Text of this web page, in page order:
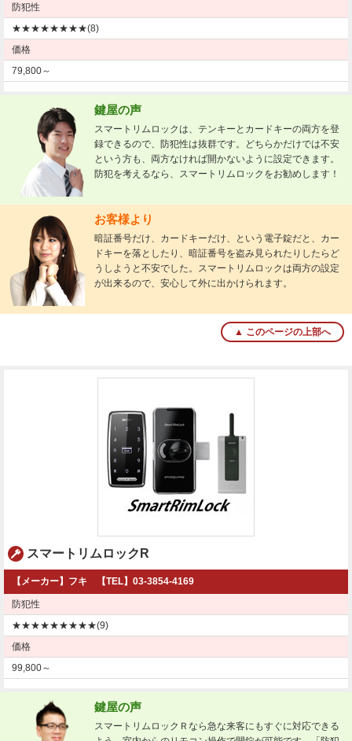
防犯性
★★★★★★★★(8)
価格
79,800～
鍵屋の声
スマートリムロックは、テンキーとカードキーの両方を登
録できるので、防犯性は抜群です。どちらかだけでは不安
という方も、両方なければ開かないように設定できます。
防犯を考えるなら、スマートリムロックをお勧めします！
お客様より
暗証番号だけ、カードキーだけ、という電子錠だと、カー
ドキーを落としたり、暗証番号を盗み見られたりしたらど
うしようと不安でした。スマートリムロックは両方の設定
が出来るので、安心して外に出かけられます。
▲ このページの上部へ
スマートリムロックR
【メーカー】フキ 【TEL】03-3854-4169
防犯性
★★★★★★★★★(9)
価格
99,800～
鍵屋の声
スマートリムロックＲなら急な来客にもすぐに対応できる